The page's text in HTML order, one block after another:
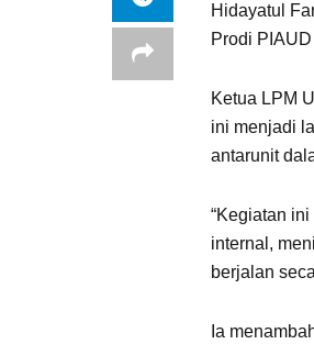
Hidayatul
Prodi
Ketua LPM
ini menjadi
antarunit
“Kegiatan
internal,
berjalan
Ia